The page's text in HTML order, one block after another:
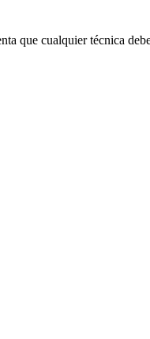
que cualquier técnica